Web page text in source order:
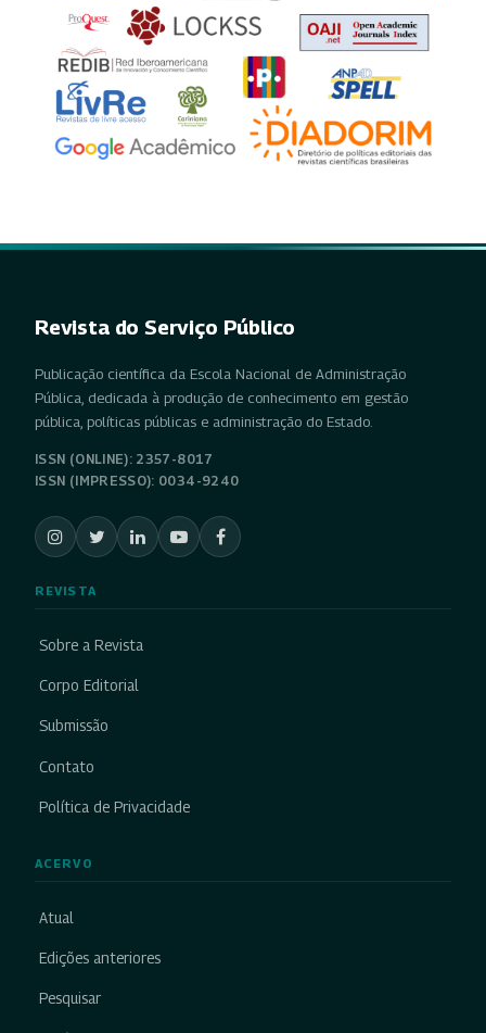
Revista do Serviço Público
Publicação científica da Escola Nacional de Administração
Pública, dedicada à produção de conhecimento em gestão
pública, políticas públicas e administração do Estado.
ISSN (ONLINE): 2357-8017
ISSN (IMPRESSO): 0034-9240
REVISTA
Sobre a Revista
Corpo Editorial
Submissão
Contato
Política de Privacidade
ACERVO
Atual
Edições anteriores
Pesquisar